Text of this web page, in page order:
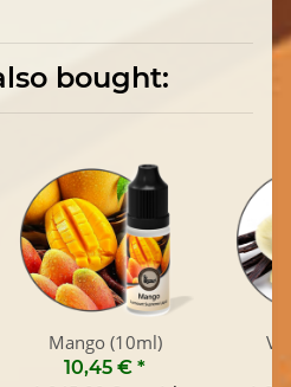
bought:
Mango (10ml)
10,45 € *